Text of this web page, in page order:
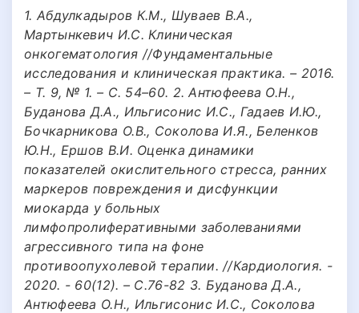
1. Абдулкадыров К.М., Шуваев В.А.,
Мартынкевич И.С. Клиническая
онкогематология //Фундаментальные
исследования и клиническая практика. – 2016.
– Т. 9, № 1. – С. 54–60. 2. Антюфеева О.Н.,
Буданова Д.А., Ильгисонис И.С., Гадаев И.Ю.,
Бочкарникова О.В., Соколова И.Я., Беленков
Ю.Н., Ершов В.И. Оценка динамики
показателей окислительного стресса, ранних
маркеров повреждения и дисфункции
миокарда у больных
лимфопролиферативными заболеваниями
агрессивного типа на фоне
противоопухолевой терапии. //Кардиология. -
2020. - 60(12). – С.76-82 3. Буданова Д.А.,
Антюфеева О.Н., Ильгисонис И.С., Соколова